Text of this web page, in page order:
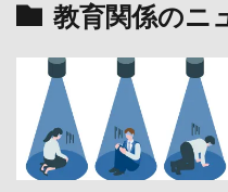
教育関係のニ